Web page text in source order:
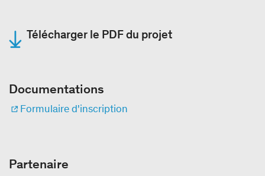
Télécharger le PDF du projet
Documentations
Formulaire d'inscription
Partenaire